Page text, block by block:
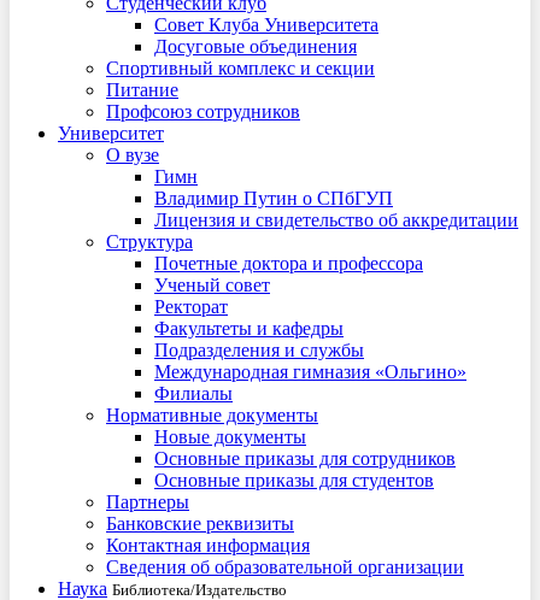
Совет Клуба Университета
Досуговые объединения
Спортивный комплекс и секции
Питание
Профсоюз сотрудников
Университет
О вузе
Гимн
Владимир Путин о СПбГУП
Лицензия и свидетельство об аккредитации
Структура
Почетные доктора и профессора
Ученый совет
Ректорат
Факультеты и кафедры
Подразделения и службы
Международная гимназия «Ольгино»
Филиалы
Нормативные документы
Новые документы
Основные приказы для сотрудников
Основные приказы для студентов
Партнеры
Банковские реквизиты
Контактная информация
Сведения об образовательной организации
Наука Библиотека/Издательство